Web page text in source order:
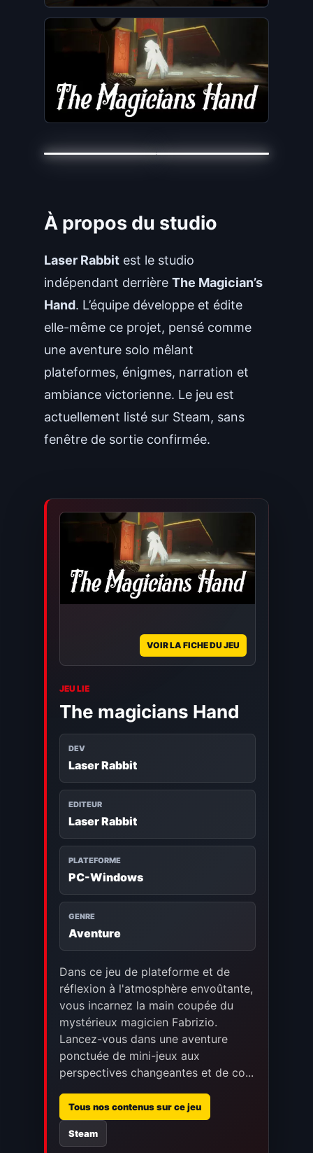
À propos du studio
Laser Rabbitest le studio
indépendant derrière The Magician’s
Hand. L’équipe développe et édite
elle-même ce projet, pensé comme
une aventure solo mêlant
plateformes, énigmes, narration et
ambiance victorienne. Le jeu est
actuellement listé sur Steam, sans
fenêtre de sortie confirmée.
VOIR LA FICHE DU JEU
JEU LIE
The magicians Hand
DEV
Laser Rabbit
EDITEUR
Laser Rabbit
PLATEFORME
PC-Windows
GENRE
Aventure
Dans ce jeu de plateforme et de
réflexion à l'atmosphère envoûtante,
vous incarnez la main coupée du
mystérieux magicien Fabrizio.
Lancez-vous dans une aventure
ponctuée de mini-jeux aux
perspectives changeantes et de co...
Tous nos contenus sur ce jeu
Steam